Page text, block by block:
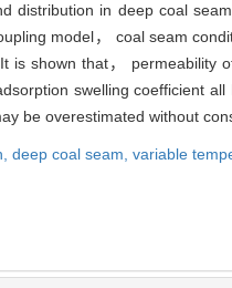
distribution in deep coal
model， coal seam
is shown that， permeability
swelling coefficient
be overestimated without
deep coal seam, variable